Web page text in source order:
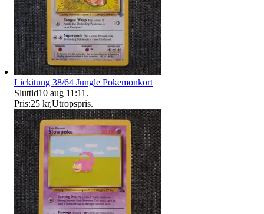
Lickitung 38/64 Jungle Pokemonkort
Sluttid10 aug 11:11 .
Pris:25 kr,Utropspris.